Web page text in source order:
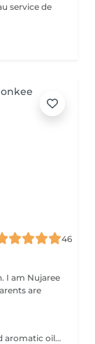
service de
46
I am Nujaree
are
Massage Technique: Using specially formulated aromatic oils, movement long stroke and massage pressure Soft to Medium. Ayurvedic massage is a light, gentle full body massage without applying pressure, but with much sweeping and stroking, which is typically done with the help of nourishing botanical oils.